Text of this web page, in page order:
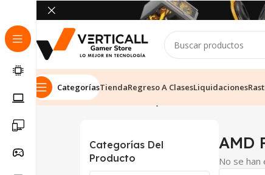
CategoríasTiendaRegreso A ClasesLiquidaciones
Inicio
Categorías Del
Producto
AMD
No se han